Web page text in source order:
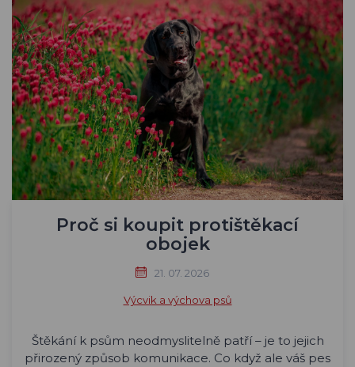
Proč si koupit protištěkací
obojek
21. 07. 2026
Výcvik a výchova psů
Štěkání k psům neodmyslitelně patří – je to jejich
přirozený způsob komunikace. Co když ale váš pes